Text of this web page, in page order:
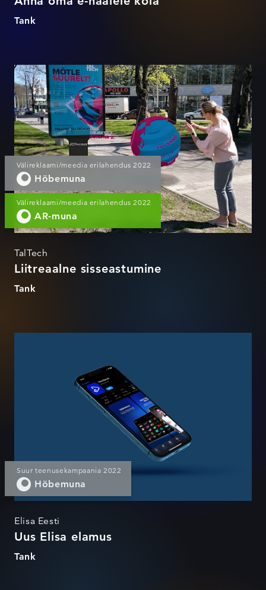
Tank
Liitreaalne sisseastumine
Välireklaami/meedia erilahendus 2022
Hõbemuna
Välireklaami/meedia erilahendus 2022
AR-muna
TalTech
Liitreaalne sisseastumine
Tank
Suur teenusekampaania 2022
Hõbemuna
Elisa Eesti
Uus Elisa elamus
Tank